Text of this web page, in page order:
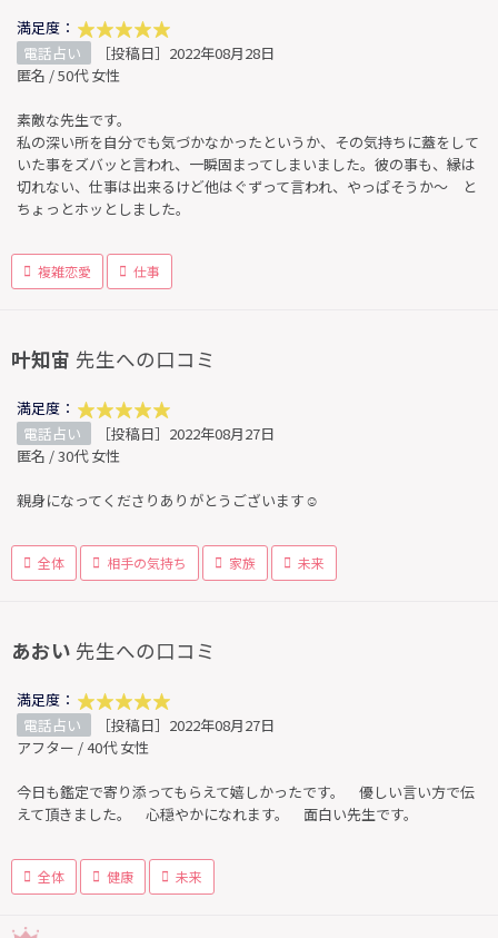
満足度：
電話占い
［投稿日］2022年08月28日
匿名 / 50代 女性
素敵な先生です。
私の深い所を自分でも気づかなかったというか、その気持ちに蓋をして
いた事をズバッと言われ、一瞬固まってしまいました。彼の事も、縁は
切れない、仕事は出来るけど他はぐずって言われ、やっぱそうか〜 と
ちょっとホッとしました。
複雑恋愛 仕事
叶知宙 先生への口コミ
満足度：
電話占い
［投稿日］2022年08月27日
匿名 / 30代 女性
親身になってくださりありがとうございます☺️
全体 相手の気持ち 家族 未来
あおい 先生への口コミ
満足度：
電話占い
［投稿日］2022年08月27日
アフター / 40代 女性
今日も鑑定で寄り添ってもらえて嬉しかったです。 優しい言い方で伝
えて頂きました。 心穏やかになれます。 面白い先生です。
全体 健康 未来